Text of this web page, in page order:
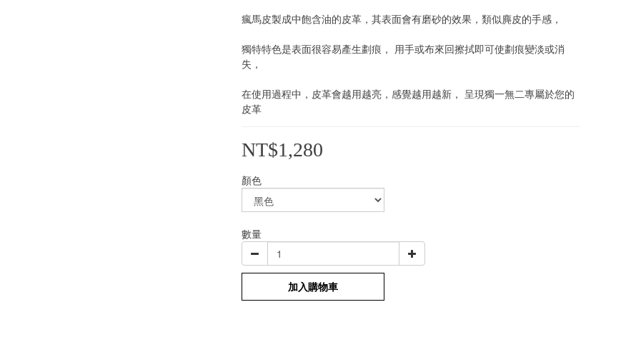
瘋馬皮製成中飽含油的皮革，其表面會有磨砂的效果，類似麂皮的手感，
獨特特色是表面很容易產生劃痕， 用手或布來回擦拭即可使劃痕變淡或消
失，
在使用過程中，皮革會越用越亮，感覺越用越新， 呈現獨一無二專屬於您的
皮革
NT$1,280
顏色
數量
加入購物車